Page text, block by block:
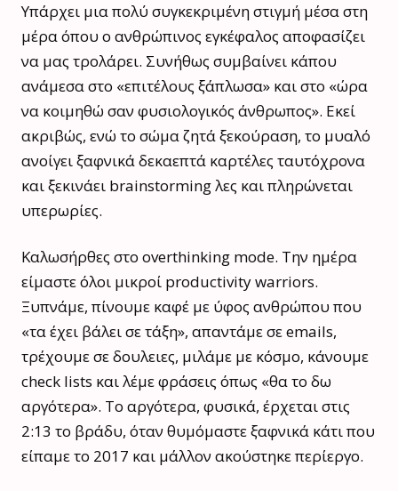
Υπάρχει μια πολύ συγκεκριμένη στιγμή μέσα στη
μέρα όπου ο ανθρώπινος εγκέφαλος αποφασίζει
να μας τρολάρει. Συνήθως συμβαίνει κάπου
ανάμεσα στο «επιτέλους ξάπλωσα» και στο «ώρα
να κοιμηθώ σαν φυσιολογικός άνθρωπος». Εκεί
ακριβώς, ενώ το σώμα ζητά ξεκούραση, το μυαλό
ανοίγει ξαφνικά δεκαεπτά καρτέλες ταυτόχρονα
και ξεκινάει brainstorming λες και πληρώνεται
υπερωρίες.
Καλωσήρθες στο overthinking mode. Την ημέρα
είμαστε όλοι μικροί productivity warriors.
Ξυπνάμε, πίνουμε καφέ με ύφος ανθρώπου που
«τα έχει βάλει σε τάξη», απαντάμε σε emails,
τρέχουμε σε δουλειες, μιλάμε με κόσμο, κάνουμε
check lists και λέμε φράσεις όπως «θα το δω
αργότερα». Το αργότερα, φυσικά, έρχεται στις
2:13 το βράδυ, όταν θυμόμαστε ξαφνικά κάτι που
είπαμε το 2017 και μάλλον ακούστηκε περίεργο.